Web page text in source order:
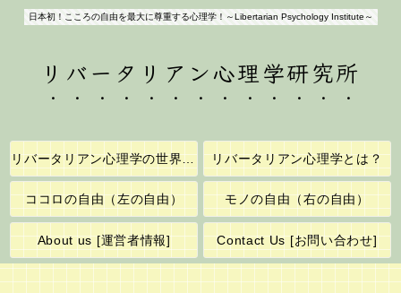
日本初！こころの自由を最大に尊重する心理学！～Libertarian Psychology Institute～
リバータリアン心理学研究所
リバータリアン心理学の世界へようこそ！ リバータリアン心理学とは？
ココロの自由（左の自由） モノの自由（右の自由）
About us [運営者情報] Contact Us [お問い合わせ]